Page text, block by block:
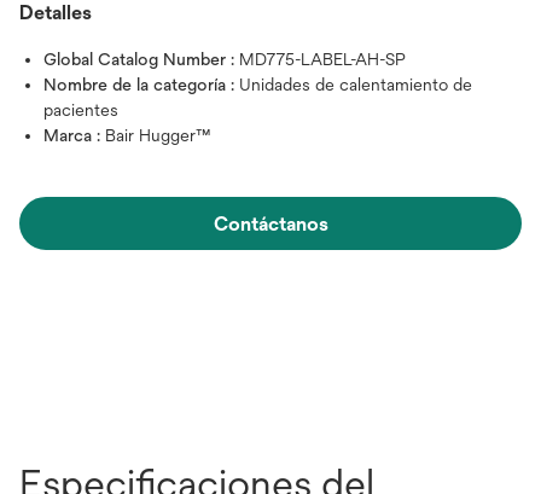
Detalles
Global Catalog Number : MD775-LABEL-AH-SP
Nombre de la categoría : Unidades de calentamiento de
pacientes
Marca : Bair Hugger™
Contáctanos
Especificaciones del